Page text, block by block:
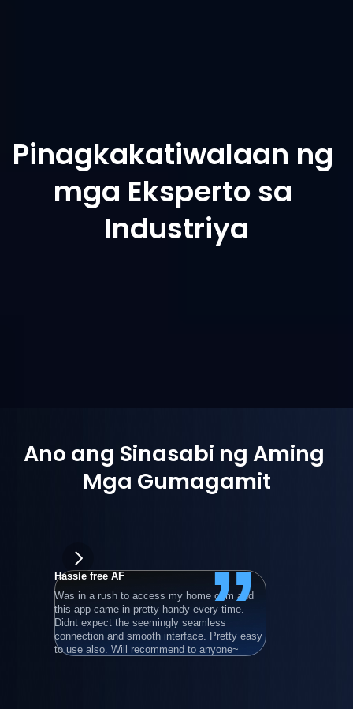
Pinagkakatiwalaan ng
mga Eksperto sa
Industriya
Ano ang Sinasabi ng Aming
Mga Gumagamit
”
Hassle free AF
Was in a rush to access my home com and
this app came in pretty handy every time.
Didnt expect the seemingly seamless
connection and smooth interface. Pretty easy
to use also. Will recommend to anyone~